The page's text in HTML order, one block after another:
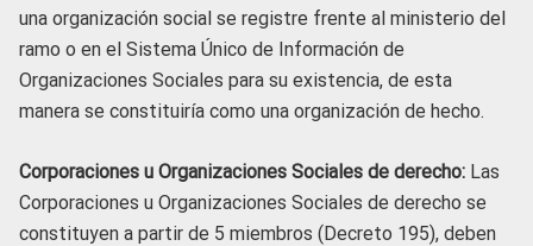
una organización social se registre frente al ministerio del
ramo o en el Sistema Único de Información de
Organizaciones Sociales para su existencia, de esta
manera se constituiría como una organización de hecho.
Corporaciones u Organizaciones Sociales de derecho: Las
Corporaciones u Organizaciones Sociales de derecho se
constituyen a partir de 5 miembros (Decreto 195), deben